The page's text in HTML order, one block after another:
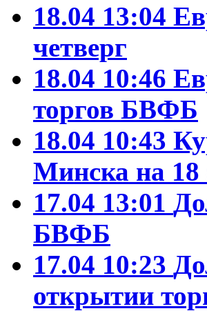
18.04 13:04
четверг
18.04 10:46
торгов БВФБ
18.04 10:43
Минска на 18
17.04 13:01
БВФБ
17.04 10:23
открытии